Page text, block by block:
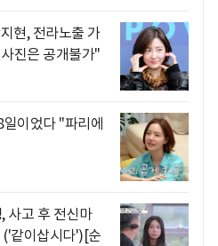
현, 전라노출 가
진은 공개불가"
이었다 "파리에
사고 후 전신마
('같이삽시다')[순